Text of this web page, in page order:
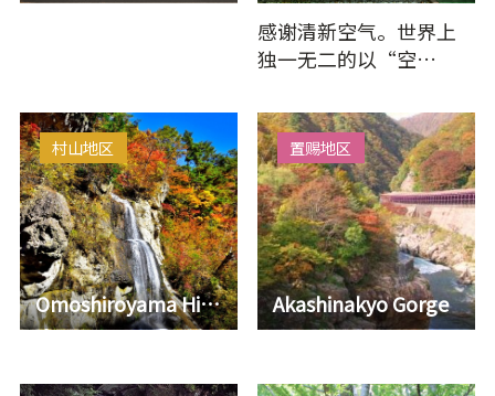
感谢清新空气。世界上
独一无二的以“空
神社的建立是为了欣赏
空…
Omoshiroyama Highlands
村山地区
Akashinakyo Gorge
置赐地区